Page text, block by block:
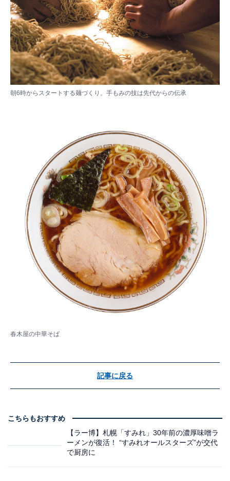
朝6時からスタートする麺づくり。手もみの技は先代からの伝承
春木屋の中華そば
記事に戻る
こちらもおすすめ
【ラー博】札幌「すみれ」30年前の濃厚味噌ラ
ーメンが復活！ “すみれオールスターズ”が交代
で厨房に